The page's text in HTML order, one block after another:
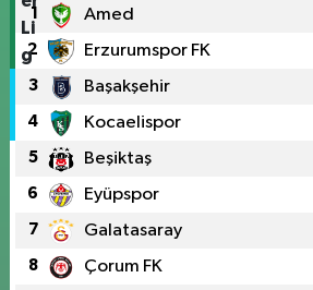
1 Amed
2 Erzurumspor FK
3 Başakşehir
4 Kocaelispor
5 Beşiktaş
6 Eyüpspor
7 Galatasaray
8 Çorum FK